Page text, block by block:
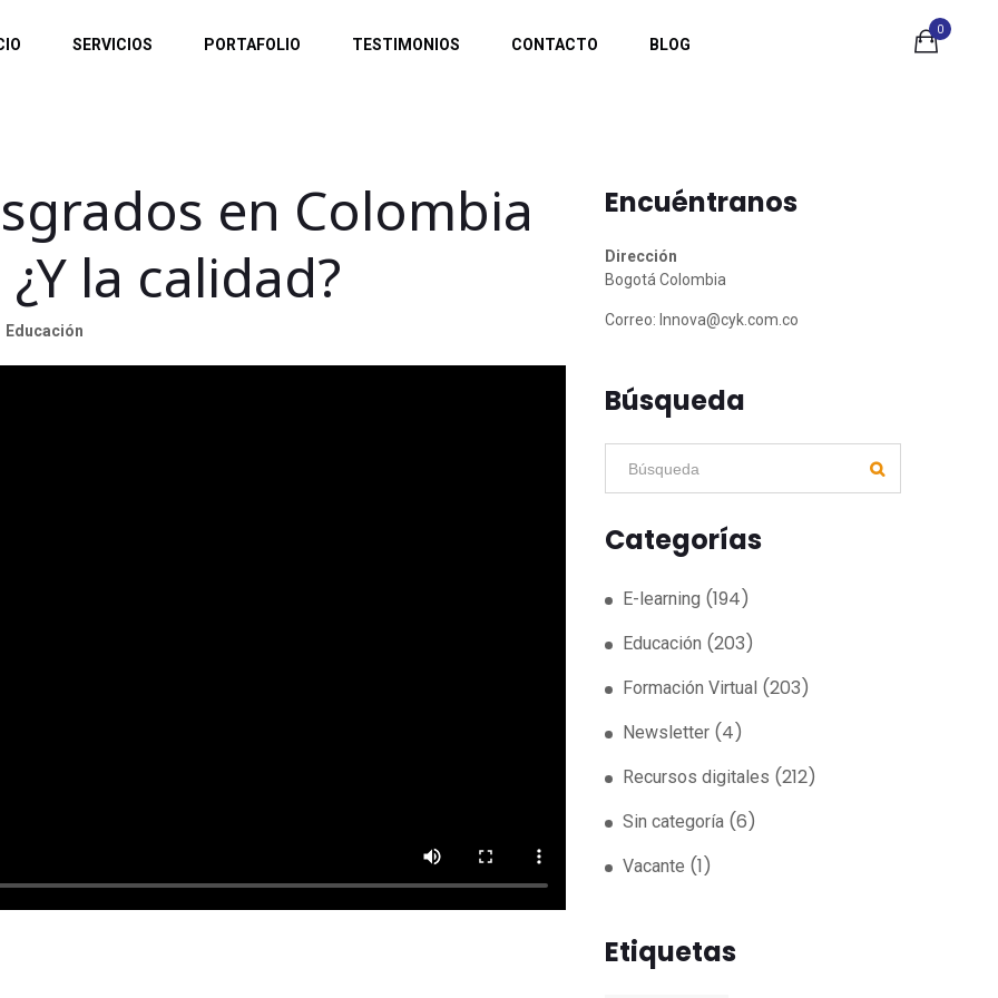
0
SERVICIOS PORTAFOLIO TESTIMONIOS CONTACTO BLOG
en Colombia
la calidad?
Educación
Encuéntranos
Dirección
Bogotá Colombia
Correo: Innova@cyk.com.co
Búsqueda
Categorías
E-learning (194)
Educación (203)
Formación Virtual (203)
Newsletter(4)
Recursos digitales (212)
Sin categoría(6)
Vacante (1)
Etiquetas